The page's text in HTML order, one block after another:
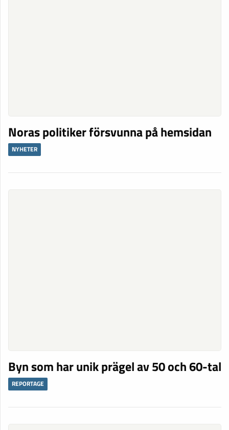
Noras politiker försvunna på hemsidan
NYHETER
Byn som har unik prägel av 50 och 60-tal
REPORTAGE